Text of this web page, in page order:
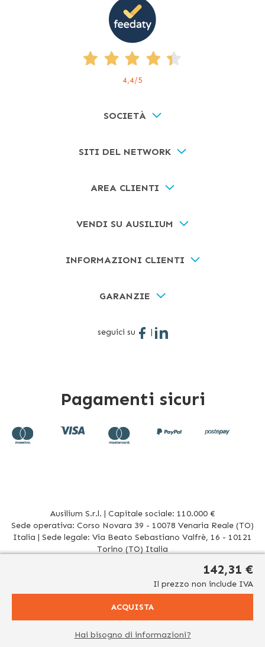
142,31 €
Il prezzo non include IVA
ACQUISTA
Hai bisogno di informazioni?
4,4/5
SOCIETÀ
SITI DEL NETWORK
AREA CLIENTI
VENDI SU AUSILIUM
INFORMAZIONI CLIENTI
GARANZIE
seguici su |
Pagamenti sicuri
Ausilium S.r.l. | Capitale sociale: 110.000 €
Sede operativa: Corso Novara 39 - 10078 Venaria Reale (TO)
Italia | Sede legale: Via Beato Sebastiano Valfrè, 16 - 10121
Torino (TO) Italia
Relativamente ai prodotti venduti da Ausilium S.r.l. ed aventi la seguente natura:
significa che: tutti i contenuti del dominio www.ausilium.it/ relativi a tali prodotti (testi,
informativa e volti esclusivamente a portare a conoscenza dei clienti e dei potenziali